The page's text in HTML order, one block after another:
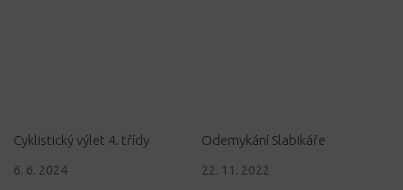
Cyklistický výlet 4. třídy
6. 6. 2024
Odemykání Slabikáře
22. 11. 2022